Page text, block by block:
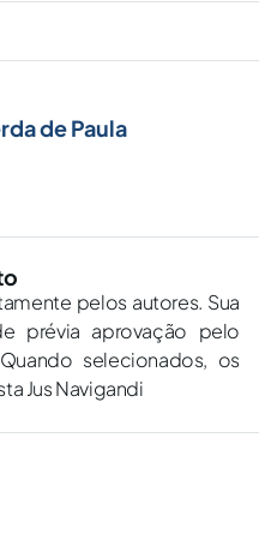
de Paula
pelos autores. Sua
prévia aprovação pelo
selecionados, os
Jus Navigandi